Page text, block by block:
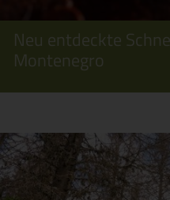
Neu entdeckte
Montenegro